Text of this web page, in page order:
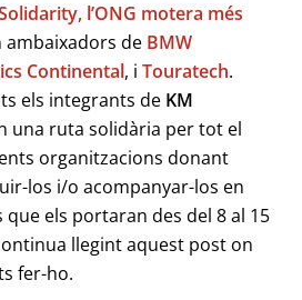
l’ONG motera més
ambaixadors de BMW
Continental, i Touratech.
els integrants de KM
una ruta solidària per tot el
organitzacions donant
los i/o acompanyar-los en
que els portaran des del 8 al 15
llegint aquest post on
fer-ho.